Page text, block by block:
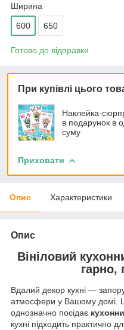
Ширина
600 650
Готово до відправки
При купівлі цього
Наклейка-
в подарунок в
суму
Приховати
Опис Характеристики
Опис
Вініловий
гарно,
Вдалий декор кухні —
атмосфери у Вашому домі.
однозначно посідає
кухні підходить практично